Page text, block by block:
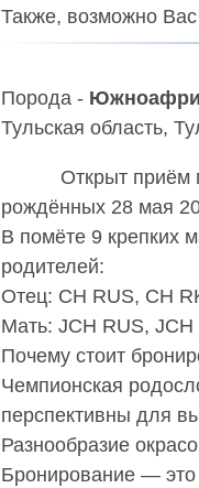
Также, возможно Вас
Порода -
Тульская область,
Открыт приём
рождённых 28 мая
В помёте 9 крепких
родителей:
Отец: CH RUS, CH
Мать: JCH RUS,
Почему стоит
Чемпионская
перспективны для
Разнообразие
Бронирование —